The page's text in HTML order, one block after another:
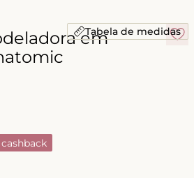
em
Tabela de medidas